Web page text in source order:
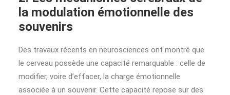
la modulation émotionnelle des
souvenirs
Des travaux récents en neurosciences ont montré que
le cerveau possède une capacité remarquable : celle de
modifier, voire d’effacer, la charge émotionnelle
associée à un souvenir. Cette capacité repose sur des